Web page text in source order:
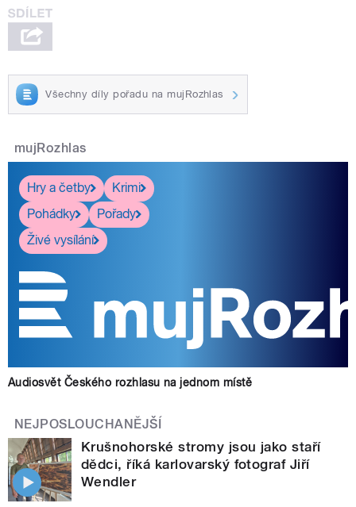
Všechny díly pořadu na mujRozhlas
mujRozhlas
Hry a četby
Krimi
Pohádky
Pořady
Živé vysílání
Audiosvět Českého rozhlasu na jednom místě
NEJPOSLOUCHANĚJŠÍ
Krušnohorské stromy jsou jako staří
dědci, říká karlovarský fotograf Jiří
Wendler